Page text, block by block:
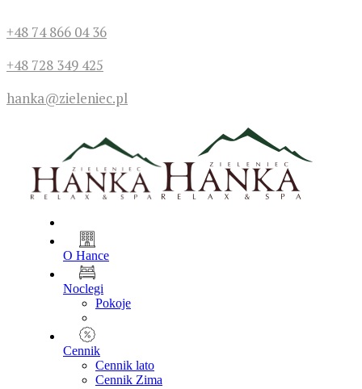
+48 74 866 04 36
+48 728 349 425
hanka@zieleniec.pl
O Hance
Noclegi
Pokoje
Cennik
Cennik lato
Cennik Zima